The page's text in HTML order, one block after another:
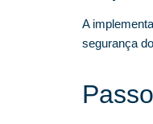
A
segurança